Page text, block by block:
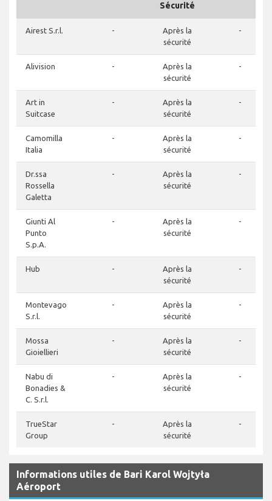
Sécurité
Airest S.r.l. -
Après la
sécurité
-
Alivision -
Après la
sécurité
-
Art in
Suitcase
-
Après la
sécurité
-
Camomilla
Italia
-
Après la
sécurité
-
Dr.ssa
Rossella
Galetta
-
Après la
sécurité
-
Giunti Al
Punto
S.p.A.
-
Après la
sécurité
-
Hub -
Après la
sécurité
-
Montevago
S.r.l.
-
Après la
sécurité
-
Mossa
Gioiellieri
-
Après la
sécurité
-
Nabu di
Bonadies &
C. S.r.l.
-
Après la
sécurité
-
TrueStar
Group
-
Après la
sécurité
-
Informations utiles de Bari Karol Wojtyła
Aéroport